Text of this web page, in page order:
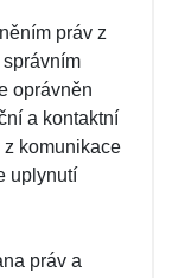
práv z
oprávněn
a kontaktní
komunikace
uplynutí
práv a